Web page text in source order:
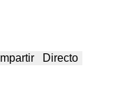
Directo